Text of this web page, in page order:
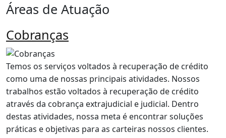
Áreas de Atuação
Cobranças
Temos os serviços voltados à recuperação de crédito
como uma de nossas principais atividades. Nossos
trabalhos estão voltados à recuperação de crédito
através da cobrança extrajudicial e judicial. Dentro
destas atividades, nossa meta é encontrar soluções
práticas e objetivas para as carteiras nossos clientes.